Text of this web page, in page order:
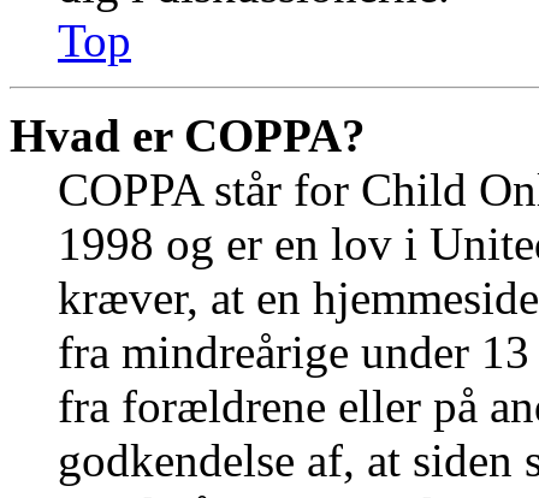
Top
Hvad er COPPA?
COPPA står for Child
1998 og er en lov i
kræver, at en
fra mindreårige under
fra forældrene eller på
godkendelse af, at